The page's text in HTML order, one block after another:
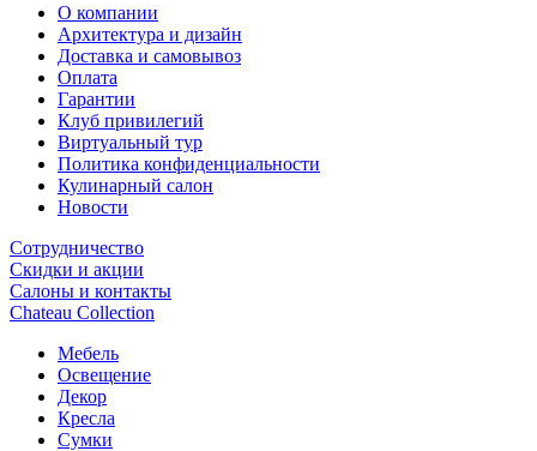
О компании
Архитектура и дизайн
Доставка и самовывоз
Оплата
Гарантии
Клуб привилегий
Виртуальный тур
Политика конфиденциальности
Кулинарный салон
Новости
Сотрудничество
Скидки и акции
Салоны и контакты
Chateau Collection
Мебель
Освещение
Декор
Кресла
Сумки